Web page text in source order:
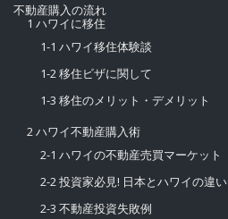
不動産購入の流れ
1 ハワイに移住
1-1 ハワイ移住体験談
1-2 移住ビザに関して
1-3 移住のメリット・デメリット
2 ハワイ不動産購入術
2-1 ハワイの不動産売買マーケット
2-2 投資家必見! 日本とハワイの違い
2-3 不動産投資失敗例